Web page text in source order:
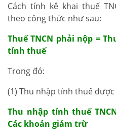
Cách tính kê khai thuế
theo công thức như sau:
Thuế TNCN phải nộp =
tính thuế
Trong đó:
(1) Thu nhập tính thuế
Thu nhập tính thuế
Các khoản giảm trừ